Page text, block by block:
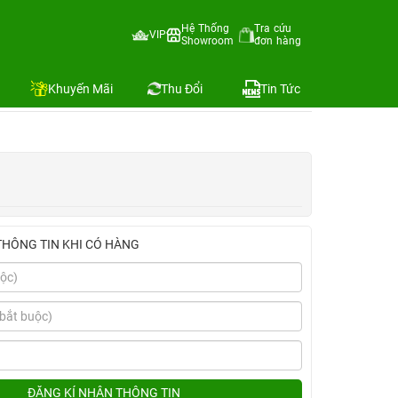
VIP
Hệ Thống
Showroom
Tra cứu
đơn hàng
Khuyến Mãi Thu Đổi Tin Tức
TIN KHI CÓ HÀNG
ĐĂNG KÍ NHẬN THÔNG TIN